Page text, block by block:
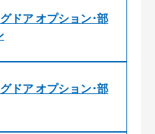
ドア オプション･部
ドア オプション･部